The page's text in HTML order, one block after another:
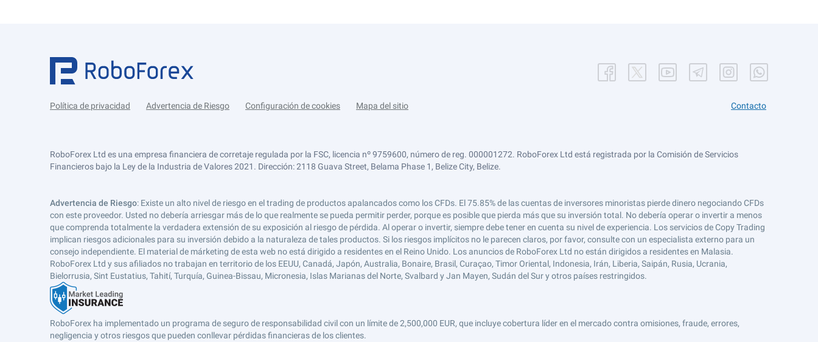
Política de privacidad Advertencia de Riesgo Configuración de cookies Mapa del sitio Contacto
RoboForex Ltd es una empresa financiera de corretaje regulada por la FSC, licencia nº 9759600, número de reg. 000001272. RoboForex Ltd está registrada por la Comisión de Servicios
Financieros bajo la Ley de la Industria de Valores 2021. Dirección: 2118 Guava Street, Belama Phase 1, Belize City, Belize.
Advertencia de Riesgo: Existe un alto nivel de riesgo en el trading de productos apalancados como los CFDs. El 75.85% de las cuentas de inversores minoristas pierde dinero negociando CFDs
con este proveedor. Usted no debería arriesgar más de lo que realmente se pueda permitir perder, porque es posible que pierda más que su inversión total. No debería operar o invertir a menos
que comprenda totalmente la verdadera extensión de su exposición al riesgo de pérdida. Al operar o invertir, siempre debe tener en cuenta su nivel de experiencia. Los servicios de Copy Trading
implican riesgos adicionales para su inversión debido a la naturaleza de tales productos. Si los riesgos implícitos no le parecen claros, por favor, consulte con un especialista externo para un
consejo independiente. El material de márketing de esta web no está dirigido a residentes en el Reino Unido. Los anuncios de RoboForex Ltd no están dirigidos a residentes en Malasia.
RoboForex Ltd y sus afiliados no trabajan en territorio de los EEUU, Canadá, Japón, Australia, Bonaire, Brasil, Curaçao, Timor Oriental, Indonesia, Irán, Liberia, Saipán, Rusia, Ucrania,
Bielorrusia, Sint Eustatius, Tahití, Turquía, Guinea-Bissau, Micronesia, Islas Marianas del Norte, Svalbard y Jan Mayen, Sudán del Sur y otros países restringidos.
RoboForex ha implementado un programa de seguro de responsabilidad civil con un límite de 2,500,000 EUR, que incluye cobertura líder en el mercado contra omisiones, fraude, errores,
negligencia y otros riesgos que pueden conllevar pérdidas financieras de los clientes.